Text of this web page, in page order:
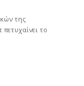
της
το